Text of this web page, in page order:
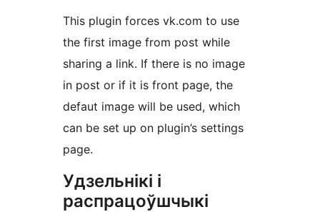
This plugin forces vk.com to use
the first image from post while
sharing a link. If there is no image
in post or if it is front page, the
defaut image will be used, which
can be set up on plugin’s settings
page.
Удзельнікі і
распрацоўшчыкі